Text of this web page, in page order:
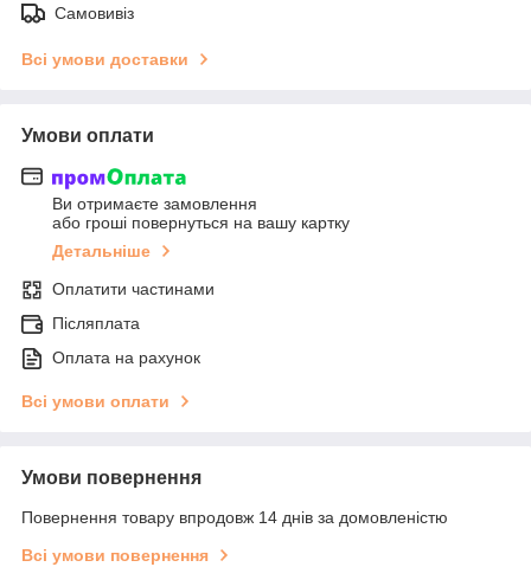
Самовивіз
Всі умови доставки
Умови оплати
Ви отримаєте замовлення
або гроші повернуться на вашу картку
Детальніше
Оплатити частинами
Післяплата
Оплата на рахунок
Всі умови оплати
Умови повернення
Повернення товару впродовж 14 днів за домовленістю
Всі умови повернення